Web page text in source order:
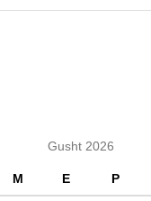
Gusht 2026
M E P